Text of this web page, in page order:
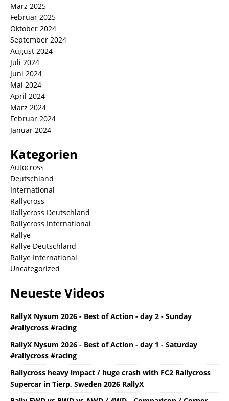
März 2025
Februar 2025
Oktober 2024
September 2024
August 2024
Juli 2024
Juni 2024
Mai 2024
April 2024
März 2024
Februar 2024
Januar 2024
Kategorien
Autocross
Deutschland
International
Rallycross
Rallycross Deutschland
Rallycross International
Rallye
Rallye Deutschland
Rallye International
Uncategorized
Neueste Videos
RallyX Nysum 2026 - Best of Action - day 2 - Sunday
#rallycross #racing
RallyX Nysum 2026 - Best of Action - day 1 - Saturday
#rallycross #racing
Rallycross heavy impact / huge crash with FC2 Rallycross
Supercar in Tierp, Sweden 2026 RallyX